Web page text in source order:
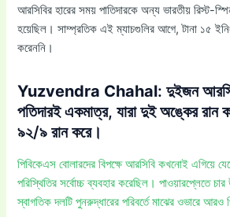
আরসিবির হারের সময় পাতিদারকে অন্য ভারতীয় রিস্ট-
হয়েছিল। সাম্প্রতিক এই ম্যাচগুলির আগে, টানা ১৫
করেননি।
Yuzvendra Chahal: দুইজন
পতিদারই একমাত্র, যারা দুই অঙ্কের রান
৯২/৯ রান করে।
পিবিকেএস বোলারদের বিপক্ষে আরসিবি কখনোই এগিয়ে
পরিস্থিতির সর্বোচ্চ ব্যবহার করেছিল। পাওয়ারপ্লেতে
স্বাগতিক দলটি পুনরুদ্ধারের পরিবর্তে মাঝের ওভারে আরও